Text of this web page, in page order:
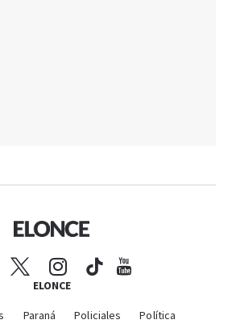
ELONCE
Paraná Policiales
Política